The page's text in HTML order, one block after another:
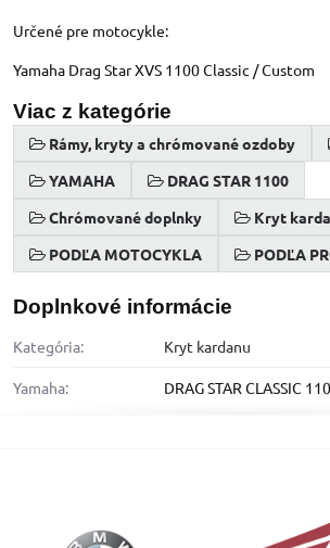
Určené pre motocykle:
Yamaha Drag Star XVS 1100 Classic / Custom
Viac z kategórie
Rámy, kryty a chrómované ozdoby
YAMAHA
DRAG STAR 1100
Chrómované doplnky
Kryt
PODĽA MOTOCYKLA
PODĽA
Doplnkové informácie
Kategória: Kryt kardanu
Yamaha: DRAG STAR CLASSIC